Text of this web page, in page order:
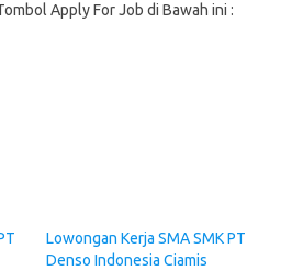
Apply For Job di Bawah ini :
Lowongan Kerja SMA SMK PT
Denso Indonesia Ciamis